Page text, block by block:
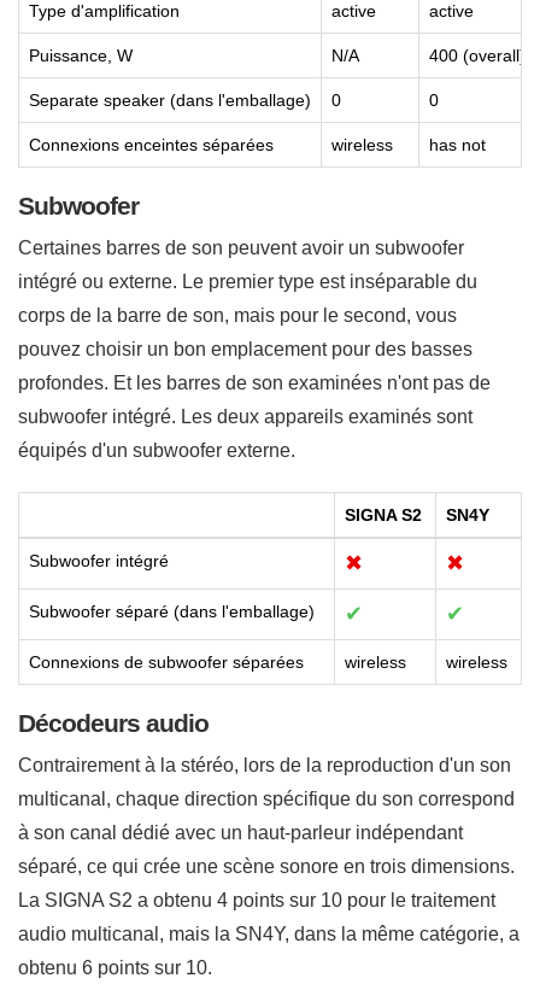
Type d'amplification active active
Puissance, W N/A 400 (overall)
Separate speaker (dans l'emballage) 0 0
Connexions enceintes séparées wireless has not
Subwoofer
Certaines barres de son peuvent avoir un subwoofer
intégré ou externe. Le premier type est inséparable du
corps de la barre de son, mais pour le second, vous
pouvez choisir un bon emplacement pour des basses
profondes. Et les barres de son examinées n'ont pas de
subwoofer intégré. Les deux appareils examinés sont
équipés d'un subwoofer externe.
SIGNA S2 SN4Y
Subwoofer intégré ✖ ✖
Subwoofer séparé (dans l'emballage) ✔ ✔
Connexions de subwoofer séparées wireless wireless
Décodeurs audio
Contrairement à la stéréo, lors de la reproduction d'un son
multicanal, chaque direction spécifique du son correspond
à son canal dédié avec un haut-parleur indépendant
séparé, ce qui crée une scène sonore en trois dimensions.
La SIGNA S2 a obtenu 4 points sur 10 pour le traitement
audio multicanal, mais la SN4Y, dans la même catégorie, a
obtenu 6 points sur 10.